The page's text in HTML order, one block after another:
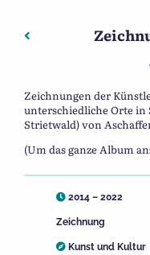
Beitragsnavigation
Vorheriger:
Zeichnungen der
unterschiedliche Orte in
Strietwald) von
(Um das ganze Album
2014 – 2022
Zeichnung
Kunst und Kultur